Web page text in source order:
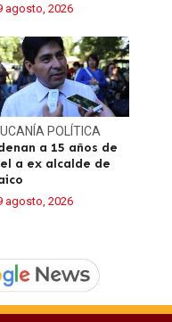
agosto, 2026
POLÍTICA
a 15 años de
a ex alcalde de
agosto, 2026